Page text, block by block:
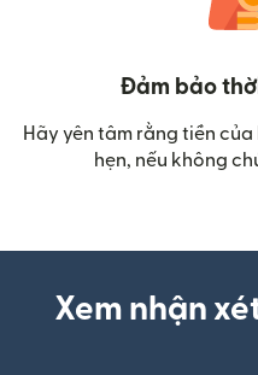
Đảm bảo
Hãy yên tâm rằng tiền
hẹn, nếu không
Xem nhận